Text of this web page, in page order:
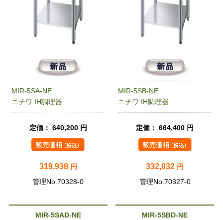
MIR-5SA-NE
ニチワ IH調理器
定価： 640,200 円
319,938 円
管理No.70328-0
MIR-5SB-NE
ニチワ IH調理器
定価： 664,400 円
332,032 円
管理No.70327-0
MIR-5SAD-NE MIR-5SBD-NE